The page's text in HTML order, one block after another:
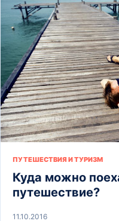
ПУТЕШЕСТВИЯ И ТУРИЗМ
Куда можно
путешествие?
11.10.2016